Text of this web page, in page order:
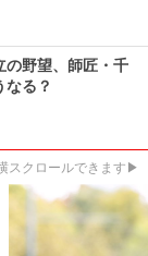
の野望、師匠・千
る？
スクロールできます▶